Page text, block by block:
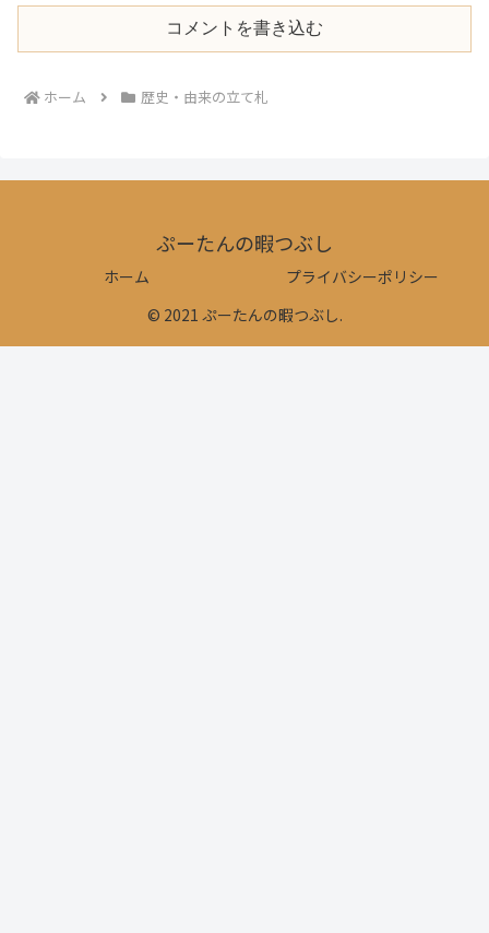
コメントを書き込む
ホーム 歴史・由来の立て札
ぷーたんの暇つぶし
ホーム
プライバシーポリシー
© 2021 ぷーたんの暇つぶし.